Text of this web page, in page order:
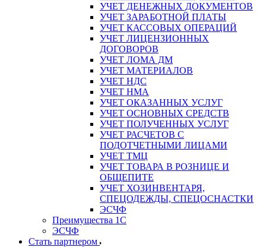
УЧЕТ ДЕНЕЖНЫХ ДОКУМЕНТОВ
УЧЕТ ЗАРАБОТНОЙ ПЛАТЫ
УЧЕТ КАССОВЫХ ОПЕРАЦИЙ
УЧЕТ ЛИЦЕНЗИОННЫХ
ДОГОВОРОВ
УЧЕТ ЛОМА ДМ
УЧЕТ МАТЕРИАЛОВ
УЧЕТ НДС
УЧЕТ НМА
УЧЕТ ОКАЗАННЫХ УСЛУГ
УЧЕТ ОСНОВНЫХ СРЕДСТВ
УЧЕТ ПОЛУЧЕННЫХ УСЛУГ
УЧЕТ РАСЧЕТОВ С
ПОДОТЧЕТНЫМИ ЛИЦАМИ
УЧЕТ ТМЦ
УЧЕТ ТОВАРА В РОЗНИЦЕ И
ОБЩЕПИТЕ
УЧЕТ ХОЗИНВЕНТАРЯ,
СПЕЦОДЕЖДЫ, СПЕЦОСНАСТКИ
ЭСЧФ
Преимущества 1С
ЭСЧФ
Стать партнером